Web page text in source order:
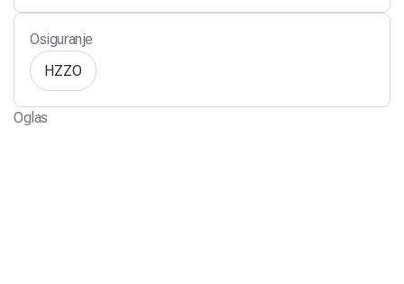
Osiguranje
HZZO
Oglas